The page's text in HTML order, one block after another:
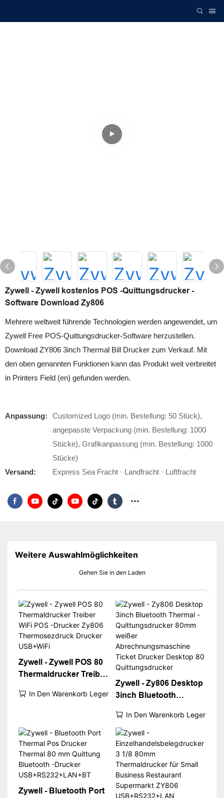
Zywell - Zywell kostenlos POS -Quittungsdrucker -
Software Download Zy806
Mehrere weltweit führende Technologien werden angewendet, um
Zywell Free POS-Quittungsdrucker-Software herzustellen.
Download ZY806 3inch Thermal Bill Drucker zum Verkauf. Mit
den oben genannten Funktionen kann das Produkt weit verbreitet
in Printers Field (en) gefunden werden.
Anpassung:
Customized Logo (min. Bestellung: 50 Stück),
angepasste Verpackung (min. Bestellung: 1000
Stücke), Grafikanpassung (min. Bestellung: 1000
Stücke)
Versand:
Express Sea Fracht · Landfracht · Luftfracht
Weitere Auswahlmöglichkeiten
Gehen Sie in den Laden
Zywell - Zywell POS 80
Thermaldrucker Treiber
Zy806 Thermosezdruck
In Den Warenkorb Legen
Zywell - Zy806 Desktop
3inch Bluetooth
Quittungsdrucker
80mm weißer
Abrechnungsmaschine
Ticket Drucker Desktop
80 Quittungsdrucker
In Den Warenkorb Legen
Zywell - Bluetooth Port